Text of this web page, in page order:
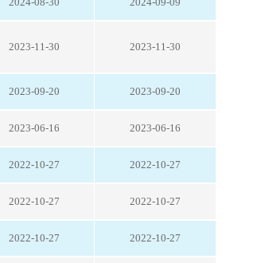
2023-11-30 2023-11-30
2023-09-20 2023-09-20
2023-06-16 2023-06-16
2022-10-27 2022-10-27
2022-10-27 2022-10-27
2022-10-27 2022-10-27